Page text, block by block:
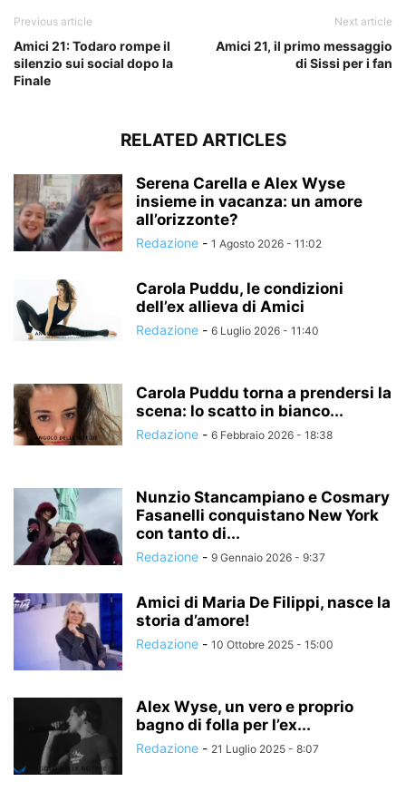
Previous article
Amici 21: Todaro rompe il
silenzio sui social dopo la
Finale
Next article
Amici 21, il primo messaggio
di Sissi per i fan
RELATED ARTICLES
Serena Carella e Alex Wyse
insieme in vacanza: un amore
all’orizzonte?
Redazione - 1 Agosto 2026 - 11:02
Carola Puddu, le condizioni
dell’ex allieva di Amici
Redazione - 6 Luglio 2026 - 11:40
Carola Puddu torna a prendersi la
scena: lo scatto in bianco...
Redazione - 6 Febbraio 2026 - 18:38
Nunzio Stancampiano e Cosmary
Fasanelli conquistano New York
con tanto di...
Redazione - 9 Gennaio 2026 - 9:37
Amici di Maria De Filippi, nasce la
storia d’amore!
Redazione - 10 Ottobre 2025 - 15:00
Alex Wyse, un vero e proprio
bagno di folla per l’ex...
Redazione - 21 Luglio 2025 - 8:07